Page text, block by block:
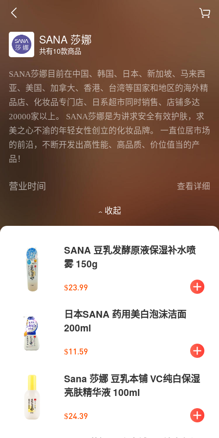
SANA 莎娜
共有10款商品
SANA莎娜目前在中国、韩国、日本、新加坡、马来西
亚、美国、加拿大、香港、台湾等国家和地区的海外精
品店、化妆品专门店、日系超市同时销售、店铺多达
20000家以上。 SANA莎娜是为讲求安全有效护肤，求
美之心不渝的年轻女性创立的化妆品牌。 一直位居市场
的前沿，不断开发出高性能、高品质、价位值当的产
品！
营业时间 查看详细
收起
SANA 豆乳发酵原液保湿补水喷
雾 150g
$23.99
日本SANA 药用美白泡沫洁面
200ml
$11.59
Sana 莎娜 豆乳本铺 VC纯白保湿
亮肤精华液 100ml
$24.39